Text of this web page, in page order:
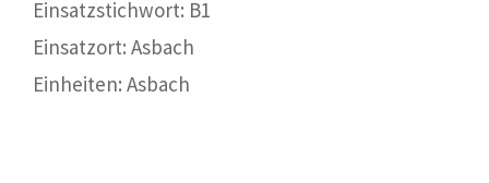
Einsatzstichwort: B1
Einsatzort: Asbach
Einheiten: Asbach